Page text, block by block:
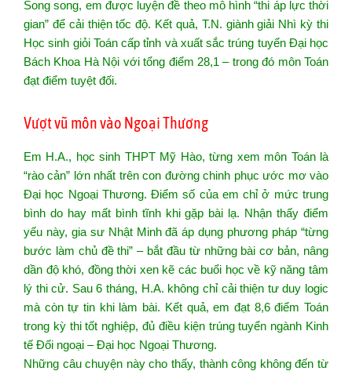
Song song, em được luyện đề theo mô hình “thi áp lực thời
gian” để cải thiện tốc độ. Kết quả, T.N. giành giải Nhì kỳ thi
Học sinh giỏi Toán cấp tỉnh và xuất sắc trúng tuyển Đại học
Bách Khoa Hà Nội với tổng điểm 28,1 – trong đó môn Toán
đạt điểm tuyệt đối.
Vượt vũ môn vào Ngoại Thương
Em H.A., học sinh THPT Mỹ Hào, từng xem môn Toán là
“rào cản” lớn nhất trên con đường chinh phục ước mơ vào
Đại học Ngoại Thương. Điểm số của em chỉ ở mức trung
bình do hay mất bình tĩnh khi gặp bài lạ. Nhận thấy điểm
yếu này, gia sư Nhật Minh đã áp dụng phương pháp “từng
bước làm chủ đề thi” – bắt đầu từ những bài cơ bản, nâng
dần độ khó, đồng thời xen kẽ các buổi học về kỹ năng tâm
lý thi cử. Sau 6 tháng, H.A. không chỉ cải thiện tư duy logic
mà còn tự tin khi làm bài. Kết quả, em đạt 8,6 điểm Toán
trong kỳ thi tốt nghiệp, đủ điều kiện trúng tuyển ngành Kinh
tế Đối ngoại – Đại học Ngoại Thương.
Những câu chuyện này cho thấy, thành công không đến từ